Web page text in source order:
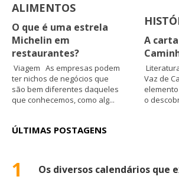
ALIMENTOS
O que é uma estrela
Michelin em
restaurantes?
Viagem As empresas podem
ter nichos de negócios que
são bem diferentes daqueles
que conhecemos, como alg...
A
Vaz de
o
ÚLTIMAS POSTAGENS
1 Os diversos calendários que